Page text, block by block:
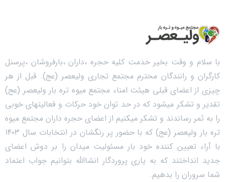
با سلام و وقت بخیر خدمت کلیه حجره ،داران ،بارفروشان ،پرسنل
کارگران و رانندگان محترم مجتمع تجاری ولیعصر (عج). قبل از هر
چیزی از اعضای قبلی هیئت امناء مجتمع میوه تره بار ولیعصر (عج)
تقدیر و تشکر میشود که در حد توان خود حرکات و فعالیتهای خوبی
را به ثمر رساندند و تشکر میکنیم از اعضای حجره داران مجتمع میوه
تره بار ولیعصر (عج) که با حضور پر رنگشان در انتخابات سال ۱۴۰۳
با آراء تعیین کننده خود بار مسئولیت میدان را بر دوش اعضای
جدید انداختند که به یاری پروردگار انشاالله بتوانیم جواب اعتماد
شما سروران را بدهیم.